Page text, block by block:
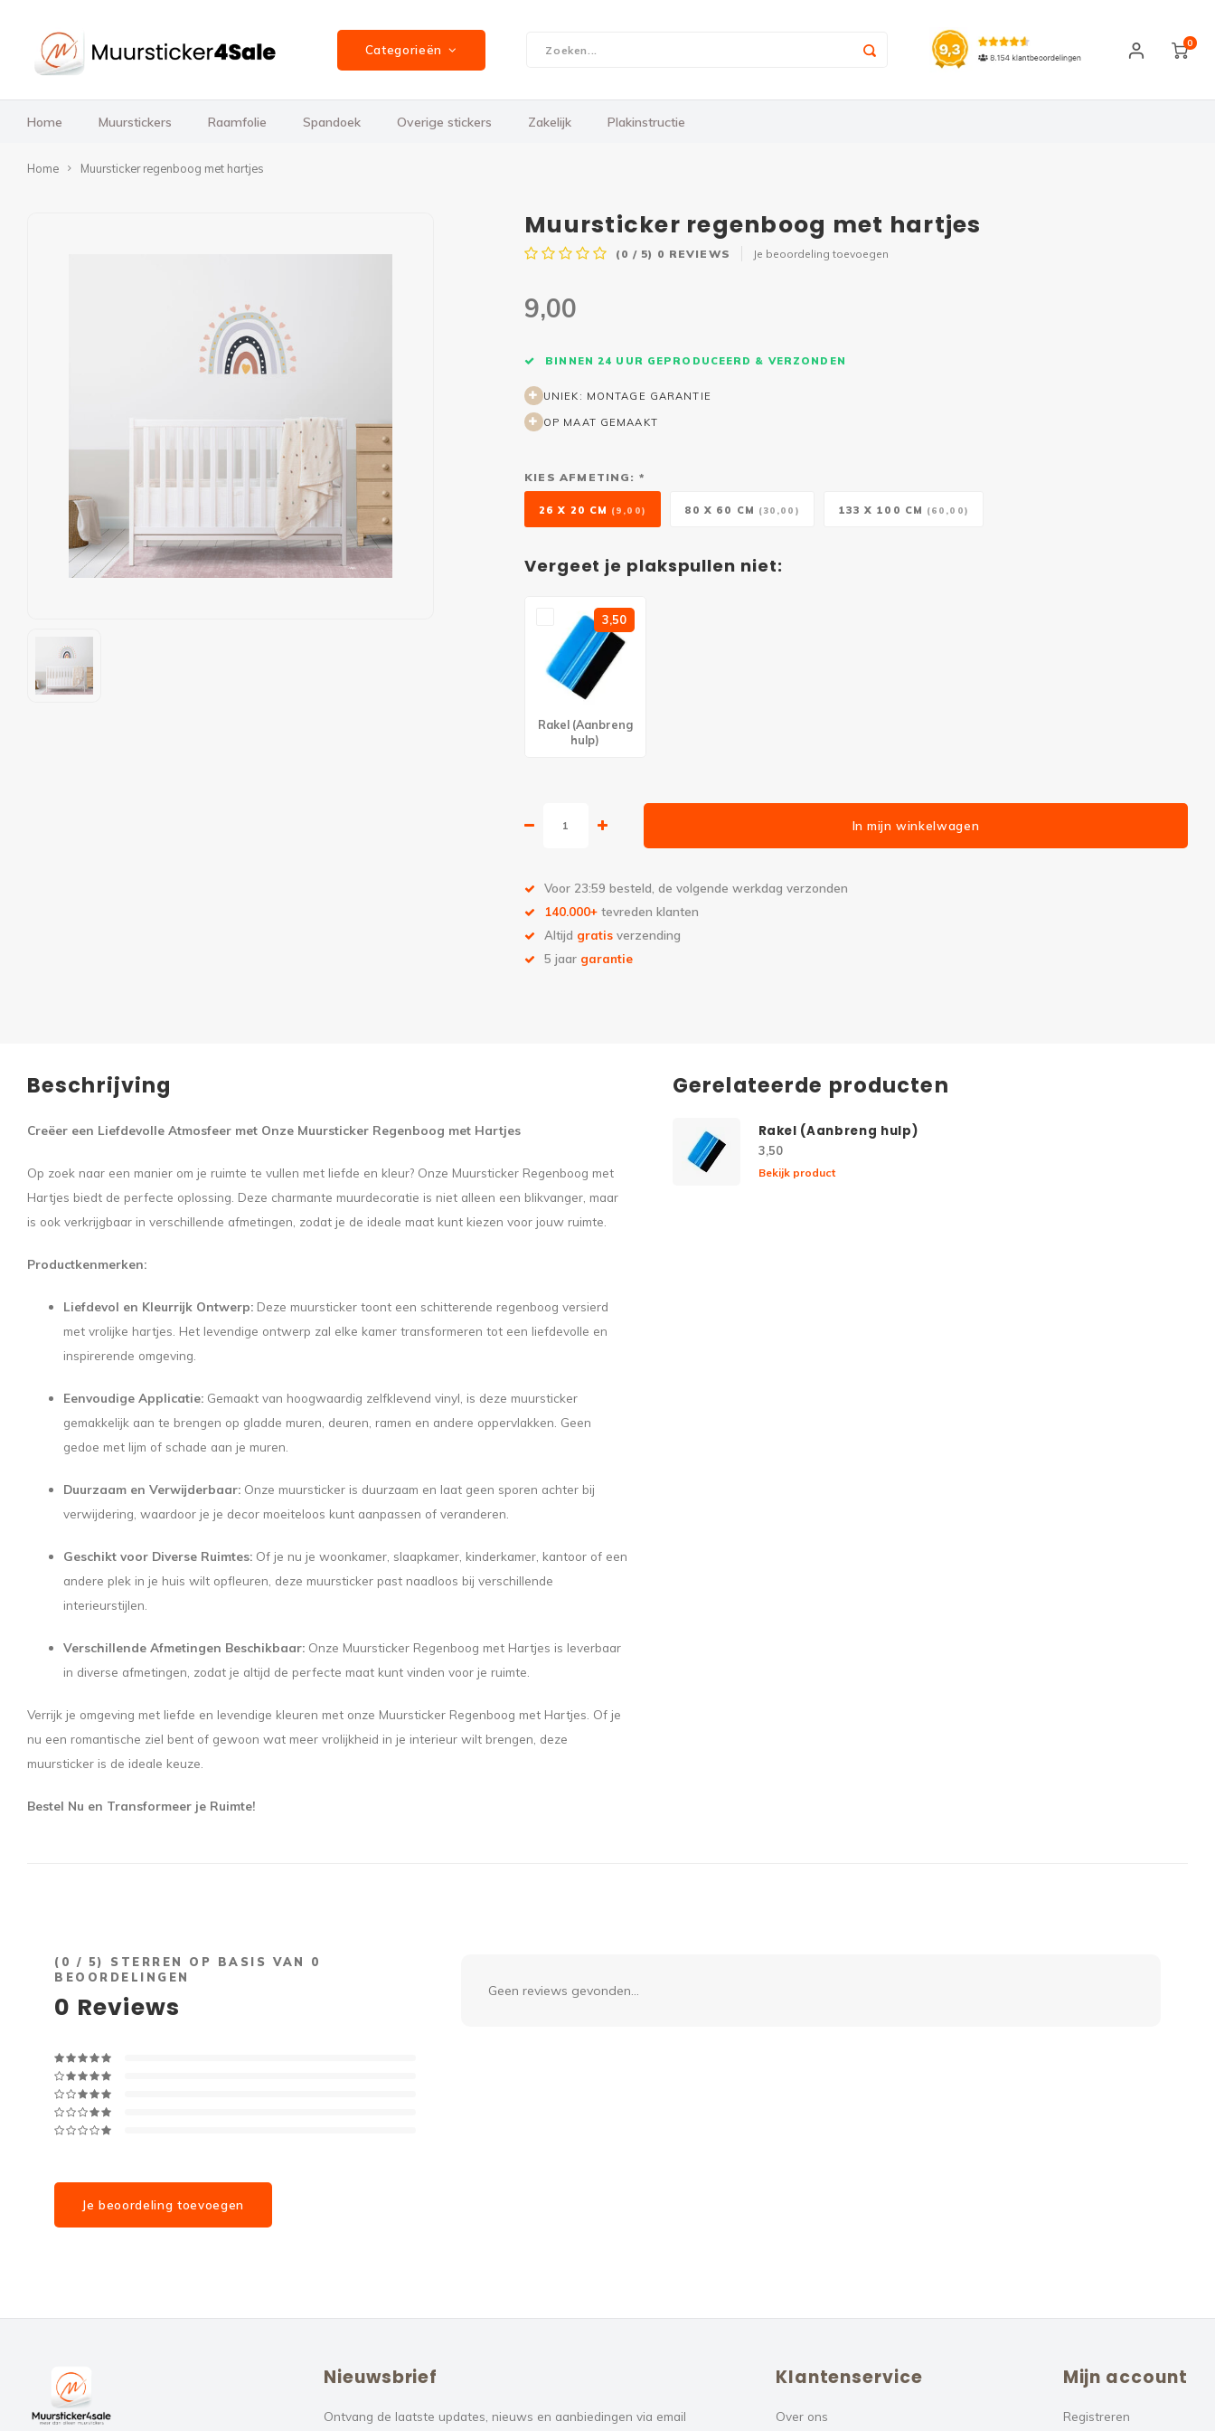
Categorieën 0
Home Muurstickers Raamfolie Spandoek Overige stickers Zakelijk Plakinstructie
Home Muursticker regenboog met hartjes
Muursticker regenboog met hartjes
(0 / 5) 0 REVIEWS Je beoordeling toevoegen
9,00
BINNEN 24 UUR GEPRODUCEERD & VERZONDEN
UNIEK: MONTAGE GARANTIE
OP MAAT GEMAAKT
KIES AFMETING: *
26 X 20 CM (9,00) 80 X 60 CM (30,00) 133 X 100 CM (60,00)
Vergeet je plakspullen niet:
3,50
Rakel (Aanbreng
hulp)
In mijn winkelwagen
Voor 23:59 besteld, de volgende werkdag verzonden
140.000+ tevreden klanten
Altijd gratis verzending
5 jaar garantie
Beschrijving
Creëer een Liefdevolle Atmosfeer met Onze Muursticker Regenboog met Hartjes
Op zoek naar een manier om je ruimte te vullen met liefde en kleur? Onze Muursticker Regenboog met
Hartjes biedt de perfecte oplossing. Deze charmante muurdecoratie is niet alleen een blikvanger, maar
is ook verkrijgbaar in verschillende afmetingen, zodat je de ideale maat kunt kiezen voor jouw ruimte.
Productkenmerken:
Liefdevol en Kleurrijk Ontwerp: Deze muursticker toont een schitterende regenboog versierd
met vrolijke hartjes. Het levendige ontwerp zal elke kamer transformeren tot een liefdevolle en
inspirerende omgeving.
Eenvoudige Applicatie: Gemaakt van hoogwaardig zelfklevend vinyl, is deze muursticker
gemakkelijk aan te brengen op gladde muren, deuren, ramen en andere oppervlakken. Geen
gedoe met lijm of schade aan je muren.
Duurzaam en Verwijderbaar: Onze muursticker is duurzaam en laat geen sporen achter bij
verwijdering, waardoor je je decor moeiteloos kunt aanpassen of veranderen.
Geschikt voor Diverse Ruimtes: Of je nu je woonkamer, slaapkamer, kinderkamer, kantoor of een
andere plek in je huis wilt opfleuren, deze muursticker past naadloos bij verschillende
interieurstijlen.
Verschillende Afmetingen Beschikbaar: Onze Muursticker Regenboog met Hartjes is leverbaar
in diverse afmetingen, zodat je altijd de perfecte maat kunt vinden voor je ruimte.
Verrijk je omgeving met liefde en levendige kleuren met onze Muursticker Regenboog met Hartjes. Of je
nu een romantische ziel bent of gewoon wat meer vrolijkheid in je interieur wilt brengen, deze
muursticker is de ideale keuze.
Bestel Nu en Transformeer je Ruimte!
Gerelateerde producten
Rakel (Aanbreng hulp)
3,50
Bekijk product
( 0 / 5) STERREN OP BASIS VAN 0
BEOORDELINGEN
0 Reviews
Je beoordeling toevoegen
Geen reviews gevonden...
Nieuwsbrief
Ontvang de laatste updates, nieuws en aanbiedingen via email
Klantenservice
Over ons
Mijn account
Registreren